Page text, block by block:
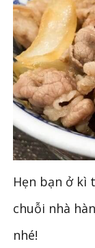
Hẹn bạn ở kì
chuỗi nhà
nhé!